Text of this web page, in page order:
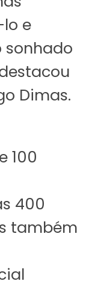
e
Dimas.
100
400
também